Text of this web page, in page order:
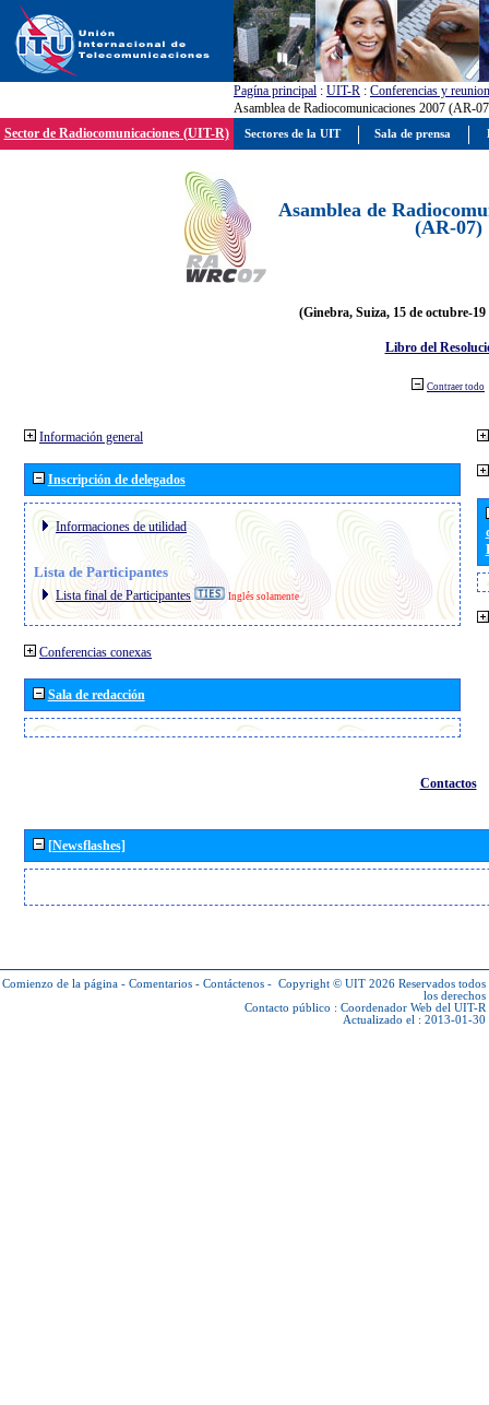
Pagína principal : UIT-R : Conferencias y
Asamblea de Radiocomunicaciones 2007 (AR-
Sector de Radiocomunicaciones (UIT-R)
Asamblea de
(AR-07)
(Ginebra, Suiza, 15 de octubre-19
Libro del
Contraer todo
Información general
Inscripción de delegados
Informaciones de utilidad
Lista de Participantes
Lista final de Participantes Inglés solamente
Conferencias conexas
Sala de redacción
Contactos
[Newsflashes]
Comienzo de la página - Comentarios - Contáctenos - Copyright © UIT 2026 Reservados todos
los derechos
Contacto público : Coordenador Web del UIT-R
Actualizado el : 2013-01-30
Sectores de la UIT Sala de prensa